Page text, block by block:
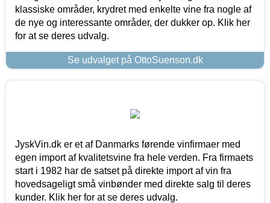
klassiske områder, krydret med enkelte vine fra nogle af
de nye og interessante områder, der dukker op. Klik her
for at se deres udvalg.
Se udvalget på OttoSuenson.dk
JyskVin.dk er et af Danmarks førende vinfirmaer med
egen import af kvalitetsvine fra hele verden. Fra firmaets
start i 1982 har de satset på direkte import af vin fra
hovedsageligt små vinbønder med direkte salg til deres
kunder. Klik her for at se deres udvalg.